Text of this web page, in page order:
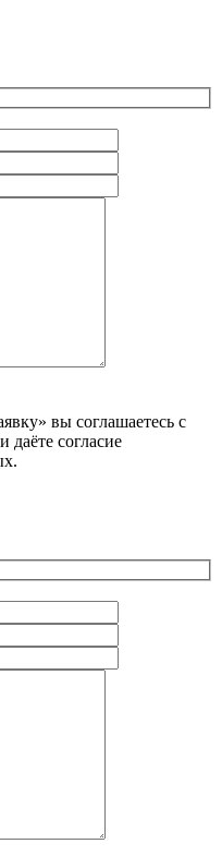
вы соглашаетесь с
и даёте согласие